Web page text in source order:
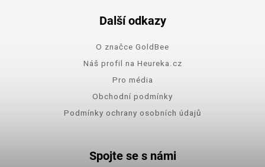
Další odkazy
O značce GoldBee
Náš profil na Heureka.cz
Pro média
Obchodní podmínky
Podmínky ochrany osobních údajů
Spojte se s námi